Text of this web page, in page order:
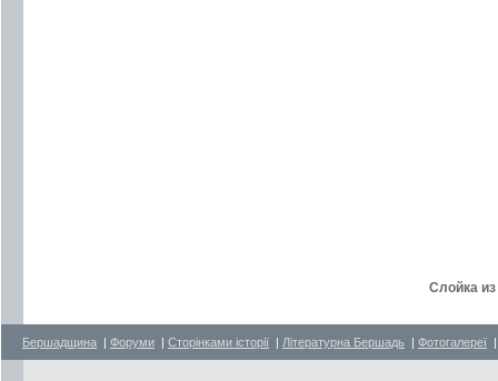
Слойка
Бершадщина | Форуми | Сторінками історії | Літературна Бершадь | Фотогалереї